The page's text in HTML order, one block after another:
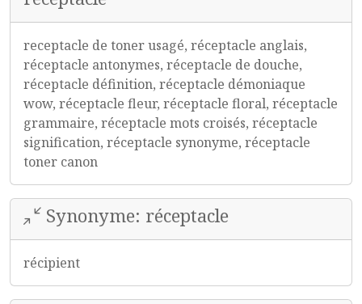
receptacle de toner usagé, réceptacle anglais,
réceptacle antonymes, réceptacle de douche,
réceptacle définition, réceptacle démoniaque
wow, réceptacle fleur, réceptacle floral, réceptacle
grammaire, réceptacle mots croisés, réceptacle
signification, réceptacle synonyme, réceptacle
toner canon
Synonyme: réceptacle
récipient